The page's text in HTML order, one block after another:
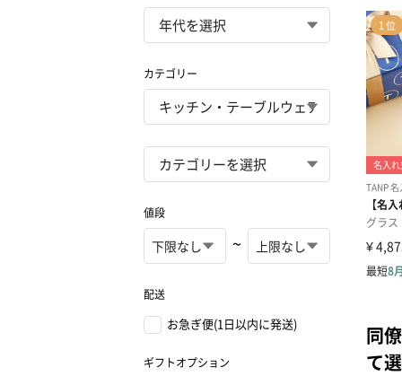
カテゴリー
値段
~
配送
お急ぎ便(1日以内に発送)
ギフトオプション
同
て